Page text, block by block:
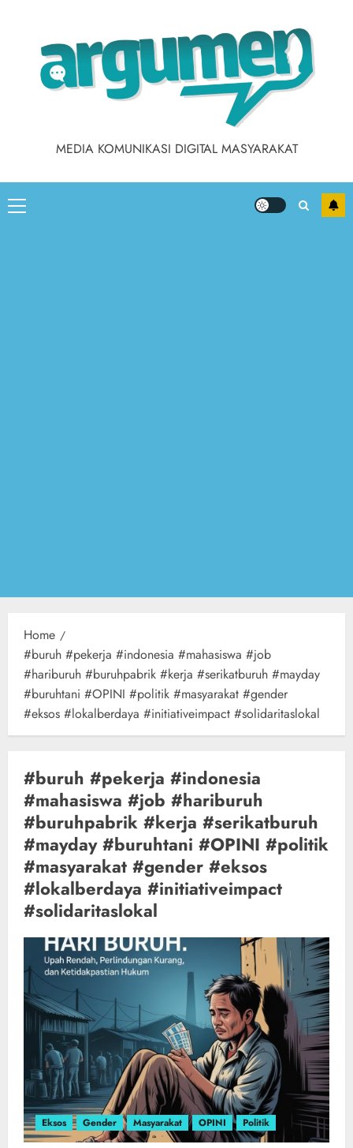
MEDIA KOMUNIKASI DIGITAL MASYARAKAT
Primary
Home
#buruh #pekerja #indonesia #mahasiswa #job
#hariburuh #buruhpabrik #kerja #serikatburuh #mayday
#buruhtani #OPINI #politik #masyarakat #gender
#eksos #lokalberdaya #initiativeimpact #solidaritaslokal
#buruh #pekerja #indonesia
#mahasiswa #job #hariburuh
#buruhpabrik #kerja #serikatburuh
#mayday #buruhtani #OPINI #politik
#masyarakat #gender #eksos
#lokalberdaya #initiativeimpact
#solidaritaslokal
Eksos Gender Masyarakat OPINI Politik